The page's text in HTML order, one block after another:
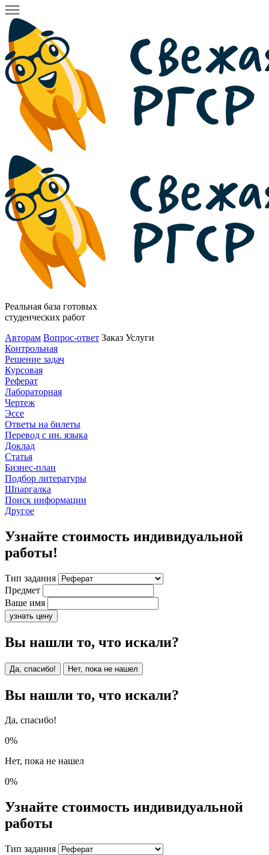
Реальная база готовых
студенческих работ
Авторам Вопрос-ответ Заказ Услуги
Контрольная
Решение задач
Курсовая
Реферат
Лабораторная
Чертеж
Эссе
Ответы на билеты
Перевод с ин. языка
Доклад
Статья
Бизнес-план
Подбор литературы
Шпаргалка
Поиск информации
Другое
Узнайте стоимость индивидуальной
работы!
Тип задания
Предмет
Ваше имя
узнать цену
Вы нашли то, что искали?
Да, спасибо! Нет, пока не нашел
Вы нашли то, что искали?
Да, спасибо!
0%
Нет, пока не нашел
0%
Узнайте стоимость индивидуальной
работы
Тип задания